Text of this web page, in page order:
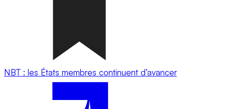
NBT : les États membres continuent d’avancer